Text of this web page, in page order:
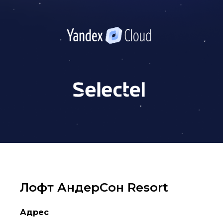
Лофт АндерСон Resort
Адрес